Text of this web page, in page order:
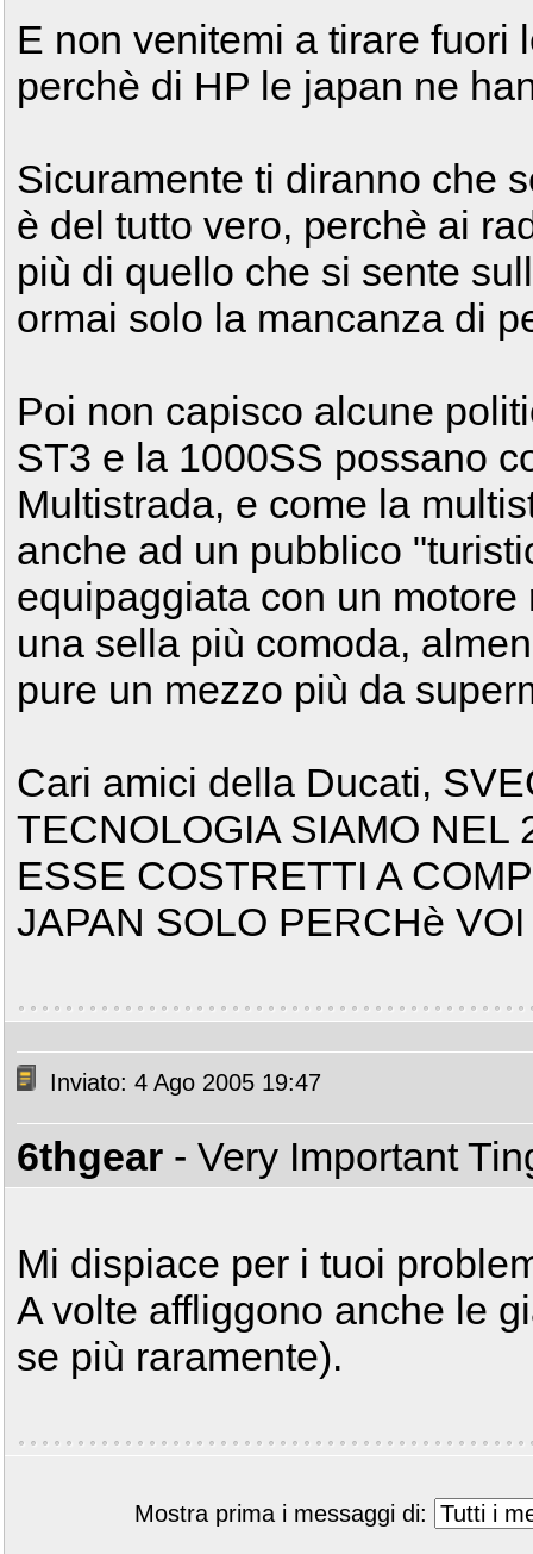
E non venitemi a tirare fuori
perchè di HP le japan ne
Sicuramente ti diranno che
è del tutto vero, perchè ai
più di quello che si sente
ormai solo la mancanza di
Poi non capisco alcune
ST3 e la 1000SS possano
Multistrada, e come la
anche ad un pubblico
equipaggiata con un
una sella più comoda,
pure un mezzo più da
Cari amici della Ducati,
TECNOLOGIA SIAMO NEL
ESSE COSTRETTI A
JAPAN SOLO PERCHè
Inviato: 4 Ago 2005 19:47
6thgear - Very Important
Mi dispiace per i tuoi
A volte affliggono anche le
se più raramente).
Mostra prima i messaggi di: